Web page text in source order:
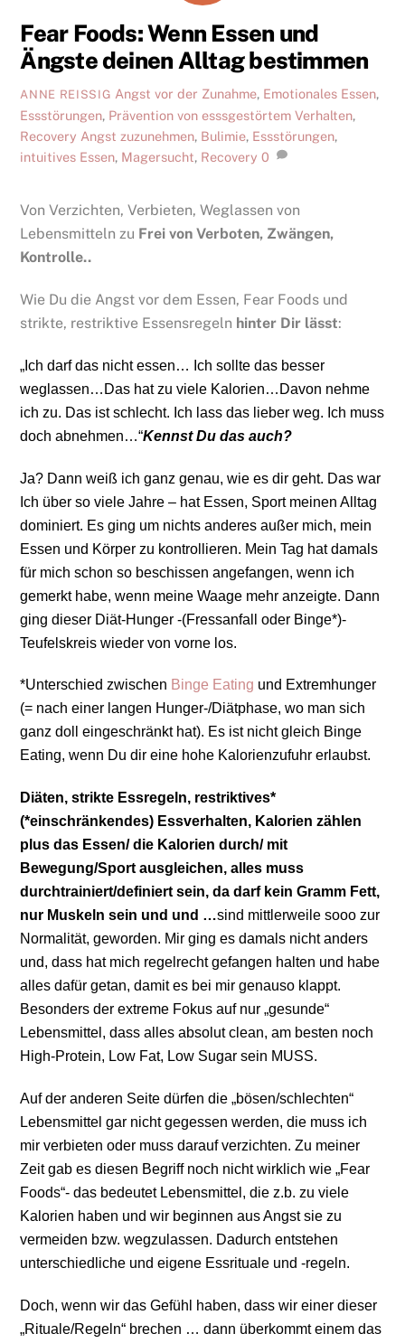
Fear Foods: Wenn Essen und
Ängste deinen Alltag bestimmen
ANNE REISSIG Angst vor der Zunahme, Emotionales Essen,
Essstörungen, Prävention von esssgestörtem Verhalten,
Recovery Angst zuzunehmen, Bulimie, Essstörungen,
intuitives Essen, Magersucht, Recovery 0
Von Verzichten, Verbieten, Weglassen von
Lebensmitteln zu Frei von Verboten, Zwängen,
Kontrolle..
Wie Du die Angst vor dem Essen, Fear Foods und
strikte, restriktive Essensregeln hinter Dir lässt:
„Ich darf das nicht essen… Ich sollte das besser
weglassen…Das hat zu viele Kalorien…Davon nehme
ich zu. Das ist schlecht. Ich lass das lieber weg. Ich muss
doch abnehmen…“Kennst Du das auch?
Ja? Dann weiß ich ganz genau, wie es dir geht. Das war
Ich über so viele Jahre – hat Essen, Sport meinen Alltag
dominiert. Es ging um nichts anderes außer mich, mein
Essen und Körper zu kontrollieren. Mein Tag hat damals
für mich schon so beschissen angefangen, wenn ich
gemerkt habe, wenn meine Waage mehr anzeigte. Dann
ging dieser Diät-Hunger -(Fressanfall oder Binge*)-
Teufelskreis wieder von vorne los.
*Unterschied zwischen Binge Eating und Extremhunger
(= nach einer langen Hunger-/Diätphase, wo man sich
ganz doll eingeschränkt hat). Es ist nicht gleich Binge
Eating, wenn Du dir eine hohe Kalorienzufuhr erlaubst.
Diäten, strikte Essregeln, restriktives*
(*einschränkendes) Essverhalten, Kalorien zählen
plus das Essen/ die Kalorien durch/ mit
Bewegung/Sport ausgleichen, alles muss
durchtrainiert/definiert sein, da darf kein Gramm Fett,
nur Muskeln sein und und …sind mittlerweile sooo zur
Normalität, geworden. Mir ging es damals nicht anders
und, dass hat mich regelrecht gefangen halten und habe
alles dafür getan, damit es bei mir genauso klappt.
Besonders der extreme Fokus auf nur „gesunde“
Lebensmittel, dass alles absolut clean, am besten noch
High-Protein, Low Fat, Low Sugar sein MUSS.
Auf der anderen Seite dürfen die „bösen/schlechten“
Lebensmittel gar nicht gegessen werden, die muss ich
mir verbieten oder muss darauf verzichten. Zu meiner
Zeit gab es diesen Begriff noch nicht wirklich wie „Fear
Foods“- das bedeutet Lebensmittel, die z.b. zu viele
Kalorien haben und wir beginnen aus Angst sie zu
vermeiden bzw. wegzulassen. Dadurch entstehen
unterschiedliche und eigene Essrituale und -regeln.
Doch, wenn wir das Gefühl haben, dass wir einer dieser
„Rituale/Regeln“ brechen … dann überkommt einem das